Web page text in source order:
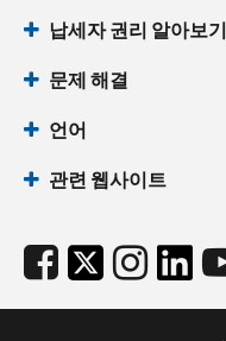
납세자 권리 알아보기
문제 해결
언어
관련 웹사이트